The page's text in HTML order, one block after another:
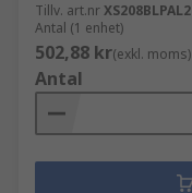
Tillv. art.nrXS208BLPAL2
Antal (1 enhet)
502,88 kr(exkl. moms)
Antal